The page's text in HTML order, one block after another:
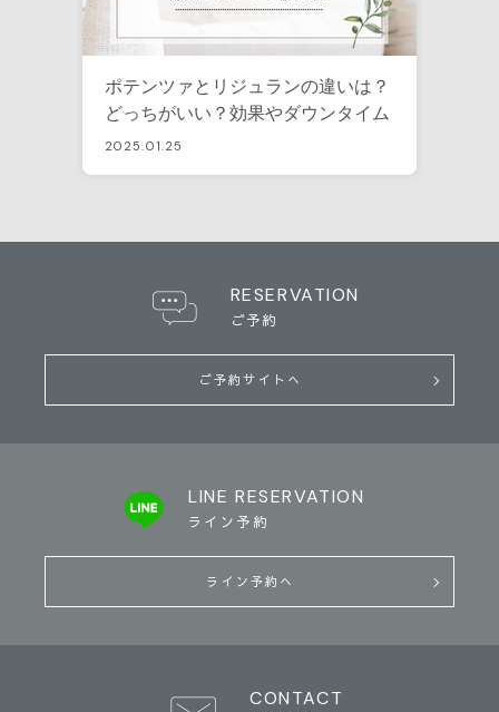
ポテンツァとリジュランの違いは？
どっちがいい？効果やダウンタイム
を徹底比較！
2025.01.25
RESERVATION
ご予約
ご予約サイトへ
LINE RESERVATION
ライン予約
ライン予約へ
CONTACT